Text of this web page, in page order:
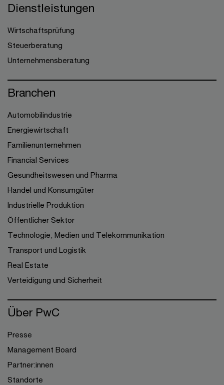
Dienstleistungen
Wirtschaftsprüfung
Steuerberatung
Unternehmensberatung
Branchen
Automobilindustrie
Energiewirtschaft
Familienunternehmen
Financial Services
Gesundheitswesen und Pharma
Handel und Konsumgüter
Industrielle Produktion
Öffentlicher Sektor
Technologie, Medien und Telekommunikation
Transport und Logistik
Real Estate
Verteidigung und Sicherheit
Über PwC
Presse
Management Board
Partner:innen
Standorte